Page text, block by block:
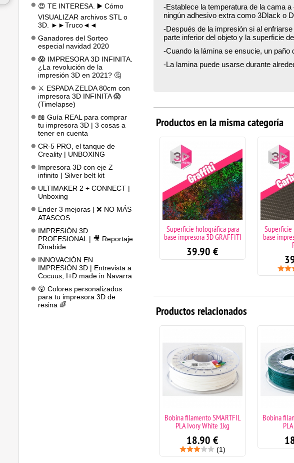
😍 TE INTERESA. ▶️ Cómo
VISUALIZAR archivos STL o
3D. ►►Truco◄◄
Ganadores del Sorteo
especial navidad 2020
😱 IMPRESORA 3D INFINITA.
¿La revolución de la
impresión 3D en 2021? 🤔
⚔️ ESPADA ZELDA 80cm con
impresora 3D INFINITA 😱
(Timelapse)
📖 Guía REAL para comprar
tu impresora 3D | 3 cosas a
tener en cuenta
CR-5 PRO, el tanque de
Creality | UNBOXING
Impresora 3D con eje Z
infinito | Silver belt kit
ULTIMAKER 2 + CONNECT |
Unboxing
Ender 3 mejoras | ❌ NO MÁS
ATASCOS
IMPRESIÓN 3D
PROFESIONAL | 🎥 Reportaje
Dinabide
INNOVACIÓN EN
IMPRESIÓN 3D | Entrevista a
Cocuus, I+D made in Navarra
😲 Colores personalizados
para tu impresora 3D de
resina 🌈
-Establece la temperatura de la cama
ningún adhesivo extra como 3Dlack o
-Después de la impresión si al
parte inferior del objeto y la superficie
-Cuando la lámina se ensucie, un paño
-La lamina puede usarse durante
Productos en la misma categoría
Superficie holográfica para
base impresora 3D GRAFFITI
39.90 €
Superficie
base
Productos relacionados
Bobina filamento SMARTFIL
PLA Ivory White 1kg
18.90 €
(1)
Bobina